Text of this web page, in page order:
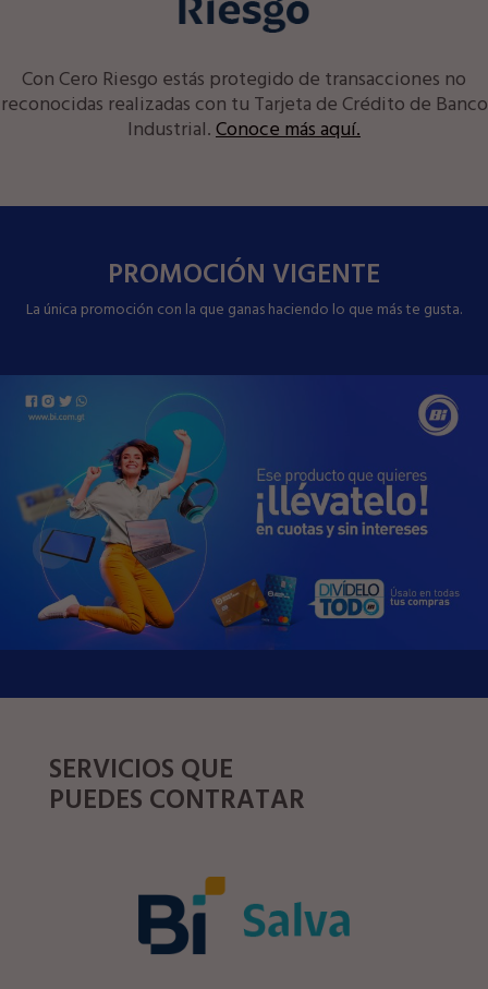
Con Cero Riesgo estás protegido de transacciones no
reconocidas realizadas con tu Tarjeta de Crédito de Banco
Industrial.Conoce más aquí.
PROMOCIÓN VIGENTE
La única promoción con la que ganas haciendo lo que más te gusta.
SERVICIOS QUE
PUEDES CONTRATAR